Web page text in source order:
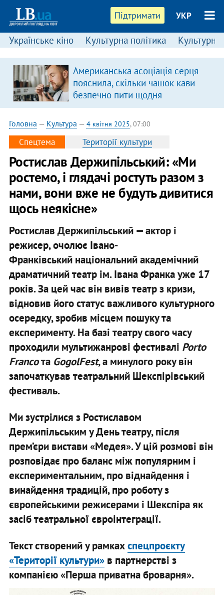
Підтримати УКР
Українське кіно Культурна політика Культурні
Американська асоціація серця
пояснила, скільки чашок кави
безпечно пити щодня
Головна — Культура — 4 квітня 2025, 07:00
Спецтема Території культури
Ростислав Держипільський: «Ми
ростемо, і глядачі ростуть разом з
нами, вони вже не будуть дивитися
щось неякісне»
Ростислав Держипільський — актор і
режисер, очолює Івано-
Франківський національний академічний
драматичний театр ім. Івана Франка уже 17
років. За цей час він вивів театр з кризи,
відновив його статус важливого культурного
осередку, зробив місцем пошуку та
експерименту. На базі театру свого часу
проходили мультижанрові фестивалі Porto
Francoта GogolFest, а минулого року він
започаткував театральний Шекспірівський
фестиваль.
Ми зустрілися з Ростиславом
Держипільським у День театру, після
прем’єри вистави «Медея». У цій розмові він
розповідає про баланс між популярним і
експериментальним, про віднайдення і
винайдення традицій, про роботу з
європейськими режисерами і Шекспіра як
засіб театральної євроінтеграції.
Текст створений у рамкахспецпроєкту
«Території культури»в партнерстві з
компанією «Перша приватна броварня».